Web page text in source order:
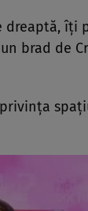
îți
brad de